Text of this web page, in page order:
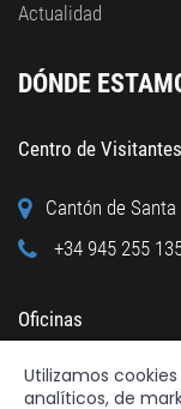
Actualidad
DÓNDE
Centro de Visitantes
Cantón de
+34 945 255
Oficinas
Calle
Utilizamos
analíticos, de